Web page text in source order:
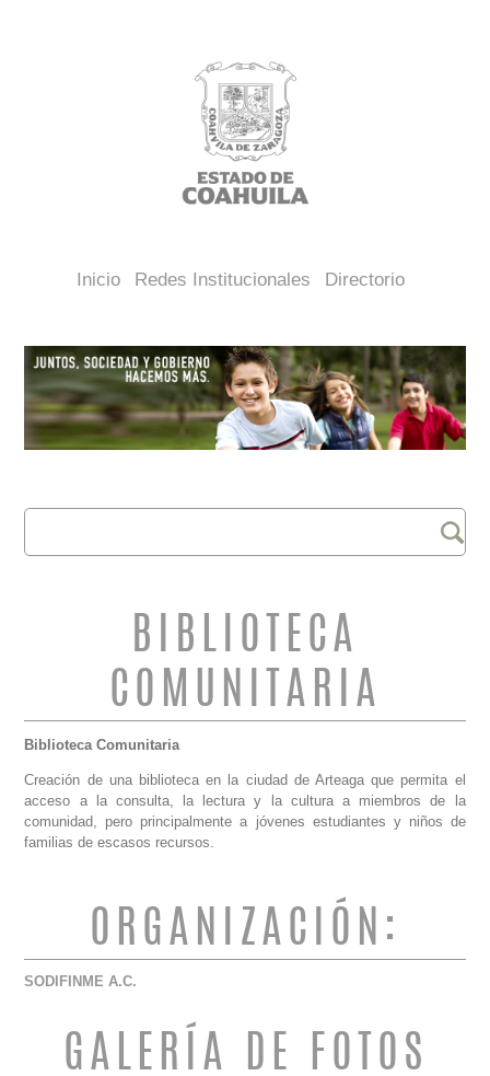
Inicio Redes Institucionales Directorio
FORMULARIO DE
BÚSQUEDA
Buscar
BIBLIOTECA
COMUNITARIA
Biblioteca Comunitaria
Creación de una biblioteca en la ciudad de Arteaga que permita el
acceso a la consulta, la lectura y la cultura a miembros de la
comunidad, pero principalmente a jóvenes estudiantes y niños de
familias de escasos recursos.
ORGANIZACIÓN:
SODIFINME A.C.
GALERÍA DE FOTOS